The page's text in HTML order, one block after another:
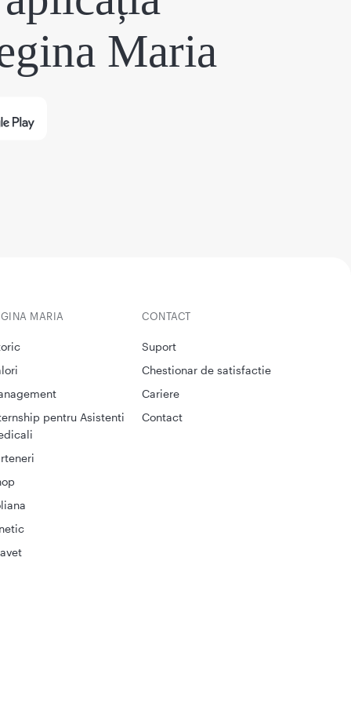
Maria
CONTACT
Suport
Chestionar de satisfactie
Cariere
Contact
MARIA
pentru Asistenti